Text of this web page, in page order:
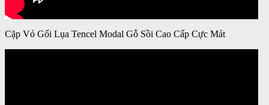
Cặp Vỏ Gối Lụa Tencel Modal Gỗ Sồi Cao Cấp Cực Mát